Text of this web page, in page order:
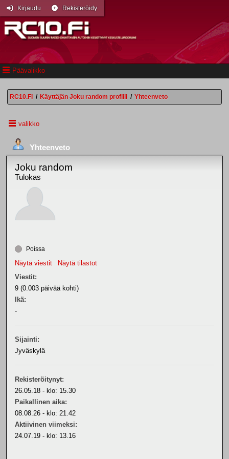
Päävalikko
Kirjaudu Rekisteröidy
RC10.FI / Käyttäjän Joku random profiili / Yhteenveto
valikko
Yhteenveto
Joku random
Tulokas
Poissa
Näytä viestit
Näytä tilastot
Viestit:
9 (0.003 päivää kohti)
Ikä:
-
Sijainti:
Jyväskylä
Rekisteröitynyt:
26.05.18 - klo: 15.30
Paikallinen aika:
08.08.26 - klo: 21.42
Aktiivinen viimeksi:
24.07.19 - klo: 13.16